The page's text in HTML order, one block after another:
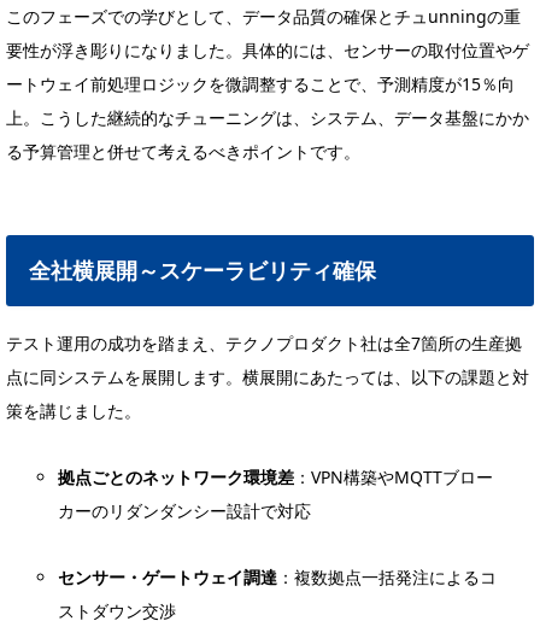
このフェーズでの学びとして、データ品質の確保とチュunningの重
要性が浮き彫りになりました。具体的には、センサーの取付位置やゲ
ートウェイ前処理ロジックを微調整することで、予測精度が15％向
上。こうした継続的なチューニングは、システム、データ基盤にかか
る予算管理と併せて考えるべきポイントです。
全社横展開～スケーラビリティ確保
テスト運用の成功を踏まえ、テクノプロダクト社は全7箇所の生産拠
点に同システムを展開します。横展開にあたっては、以下の課題と対
策を講じました。
拠点ごとのネットワーク環境差 ：VPN構築やMQTTブロー
カーのリダンダンシー設計で対応
センサー・ゲートウェイ調達 ：複数拠点一括発注によるコ
ストダウン交渉